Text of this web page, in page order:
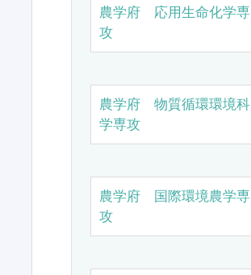
農学府 応用生命化学専
攻
農学府 物質循環環境科
学専攻
農学府 国際環境農学専
攻